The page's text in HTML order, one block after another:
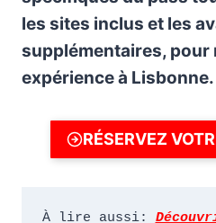
les sites inclus et les
supplémentaires, pour
expérience à Lisbonne.
RÉSERVEZ
À lire aussi: